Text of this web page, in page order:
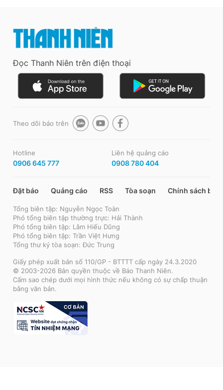
Đọc Thanh Niên trên điện thoại
Theo dõi báo trên
Hotline
0906 645 777
Liên hệ quảng cáo
0908 780 404
Đặt báo Quảng cáo RSS Tòa soạn Chính sách bảo
Tổng biên tập: Nguyễn Ngọc Toàn
Phó tổng biên tập thường trực: Hải Thành
Phó tổng biên tập: Lâm Hiếu Dũng
Phó tổng biên tập: Trần Việt Hưng
Tổng thư ký tòa soạn: Đức Trung
Giấy phép xuất bản số 110/GP - BTTTT cấp ngày 24.3.2020
© 2003-2026 Bản quyền thuộc về Báo Thanh Niên.
Cấm sao chép dưới mọi hình thức nếu không có sự chấp thuận
bằng văn bản.